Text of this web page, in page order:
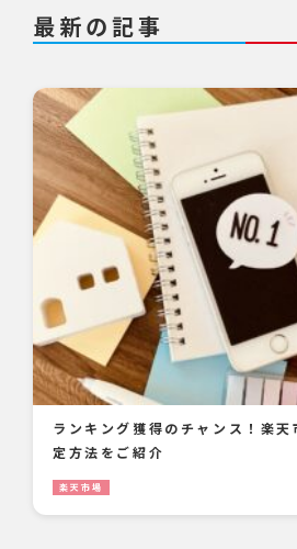
最新の記事
ランキング獲得のチャンス！楽
定方法をご紹介
楽天市場